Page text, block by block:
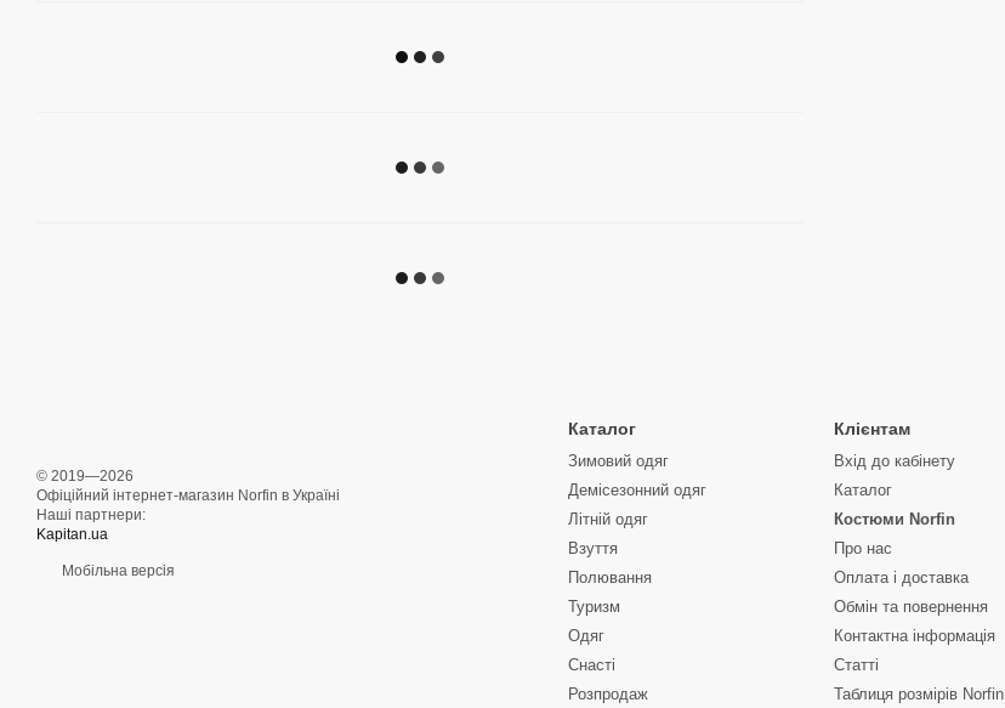
© 2019—2026
Офіційний інтернет-магазин Norfin в Україні
Наші партнери:
Kapitan.ua
Мобільна версія
Каталог
Зимовий одяг
Демісезонний одяг
Літній одяг
Взуття
Полювання
Туризм
Одяг
Снасті
Розпродаж
Клієнтам
Вхід до кабінету
Каталог
Костюми Norfin
Про нас
Оплата і доставка
Обмін та повернення
Контактна інформація
Статті
Таблиця розмірів Norfin